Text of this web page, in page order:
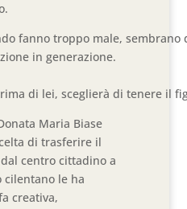
fanno troppo male,
in generazione.
di lei, sceglierà di tenere il
Maria Biase
di trasferire il
centro cittadino a
le ha
creativa,